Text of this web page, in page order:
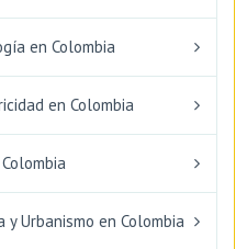
en Colombia
en Colombia
Urbanismo en Colombia